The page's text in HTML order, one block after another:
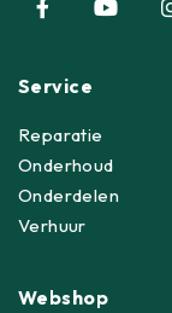
Service
Reparatie
Onderhoud
Onderdelen
Verhuur
Webshop